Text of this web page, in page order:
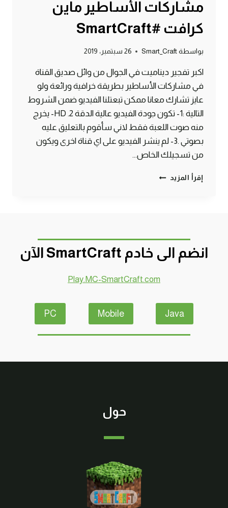
مشاركات الأساطير ماين
كرافت #SmartCraft
بواسطة Smart_Craft 26 سبتمبر، 2019
اكبر تفجير ديناميت في الجوال من وائل صديق القناة
في مشاركات الأساطير بطريقة خرافية ورائعة ولو
عايز تشارك معانا ممكن تبعتلنا الفيديو ضمن الشروط
التالية :1- تكون جودة الفيديو عالية الدقة HD .2- يخرج
منه صوت اللعبة فقط لاني سأقوم بالتعليق عليه
بصوتي .3- لم ينشر الفيديو على اي قناة اخرى ويكون
من تسجيلك الخاص…
إقرأ المزيد اكبر
الأساطير
كرافت
انضم الى خادم SmartCraft الآن
Play.MC-SmartCraft.com
Java
Mobile
PC
حول